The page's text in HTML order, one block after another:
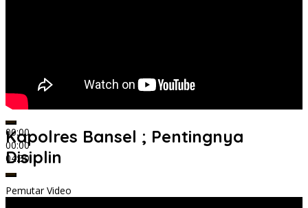
00:00
00:00
04:30
Kapolres Bansel ; Pentingnya
Disiplin
Pemutar Video